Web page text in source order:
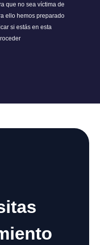
que no sea víctima de
ello hemos preparado
si estás en esta